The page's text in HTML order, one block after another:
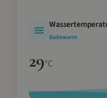
Badewarm
29°C